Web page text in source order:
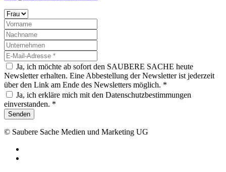
Ja, ich möchte ab sofort den SAUBERE SACHE heute
Newsletter erhalten. Eine Abbestellung der Newsletter ist jederzeit
über den Link am Ende des Newsletters möglich. *
Ja, ich erkläre mich mit den Datenschutzbestimmungen
einverstanden. *
Senden
© Saubere Sache Medien und Marketing UG